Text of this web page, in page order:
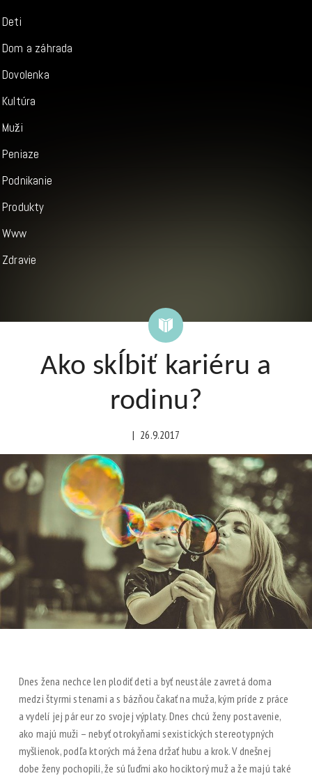
Deti
Dom a záhrada
Dovolenka
Kultúra
Muži
Peniaze
Podnikanie
Produkty
Www
Zdravie
Ako skĺbiť kariéru a
rodinu?
| 26.9.2017
Dnes žena nechce len plodiť deti a byť neustále zavretá doma
medzi štyrmi stenami a s bázňou čakať na muža, kým príde z práce
a vydelí jej pár eur zo svojej výplaty. Dnes chcú ženy postavenie,
ako majú muži – nebyť otrokyňami sexistických stereotypných
myšlienok, podľa ktorých má žena držať hubu a krok. V dnešnej
dobe ženy pochopili, že sú ľuďmi ako hociktorý muž a že majú také